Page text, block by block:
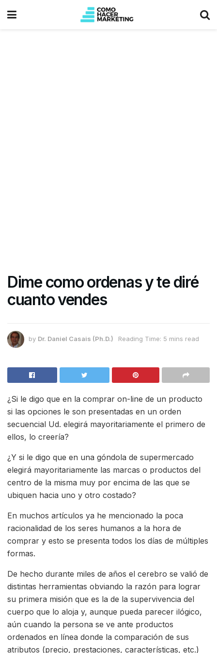
Dime como ordenas y te diré
cuanto vendes
by Dr. Daniel Casais (Ph.D.) Reading Time: 5 mins read
¿Si le digo que en la comprar on-line de un producto
si las opciones le son presentadas en un orden
secuencial Ud. elegirá mayoritariamente el primero de
ellos, lo creería?
¿Y si le digo que en una góndola de supermercado
elegirá mayoritariamente las marcas o productos del
centro de la misma muy por encima de las que se
ubiquen hacia uno y otro costado?
En muchos artículos ya he mencionado la poca
racionalidad de los seres humanos a la hora de
comprar y esto se presenta todos los días de múltiples
formas.
De hecho durante miles de años el cerebro se valió de
distintas herramientas obviando la razón para lograr
su primera misión que es la de la supervivencia del
cuerpo que lo aloja y, aunque pueda parecer ilógico,
aún cuando la persona se ve ante productos
ordenados en línea donde la comparación de sus
atributos (precio, prestaciones, características, etc.)